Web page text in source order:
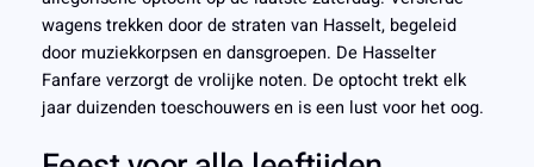
wagens trekken door de straten van Hasselt, begeleid
door muziekkorpsen en dansgroepen. De Hasselter
Fanfare verzorgt de vrolijke noten. De optocht trekt elk
jaar duizenden toeschouwers en is een lust voor het oog.